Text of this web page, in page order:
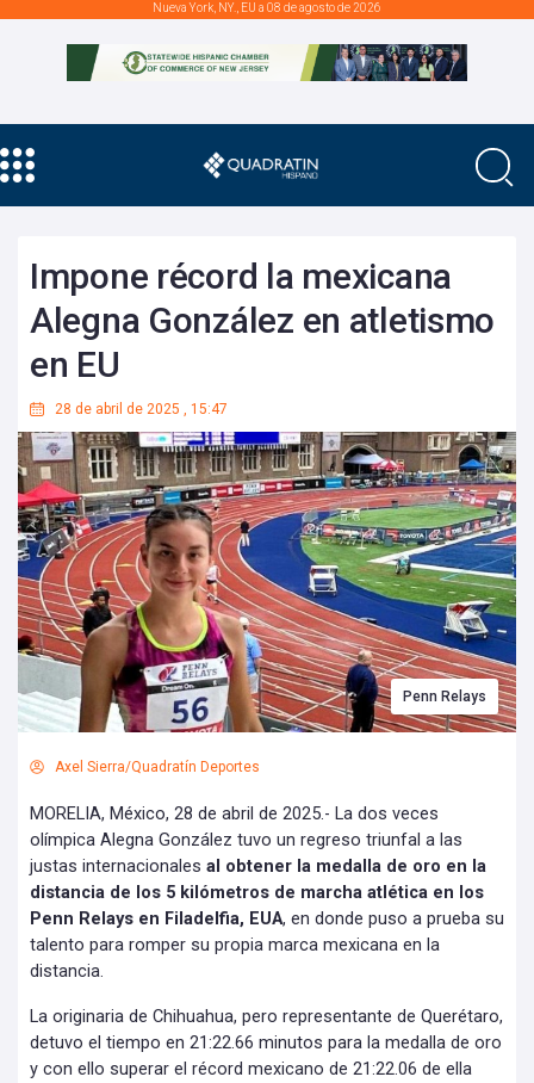
Nueva York, NY., EU a 08 de agosto de 2026
Impone récord la mexicana
Alegna González en atletismo
en EU
28 de abril de 2025 , 15:47
Penn Relays
Axel Sierra/Quadratín Deportes
MORELIA, México, 28 de abril de 2025.- La dos veces
olímpica Alegna González tuvo un regreso triunfal a las
justas internacionales al obtener la medalla de oro en la
distancia de los 5 kilómetros de marcha atlética en los
Penn Relays en Filadelfia, EUA, en donde puso a prueba su
talento para romper su propia marca mexicana en la
distancia.
La originaria de Chihuahua, pero representante de Querétaro,
detuvo el tiempo en 21:22.66 minutos para la medalla de oro
y con ello superar el récord mexicano de 21:22.06 de ella